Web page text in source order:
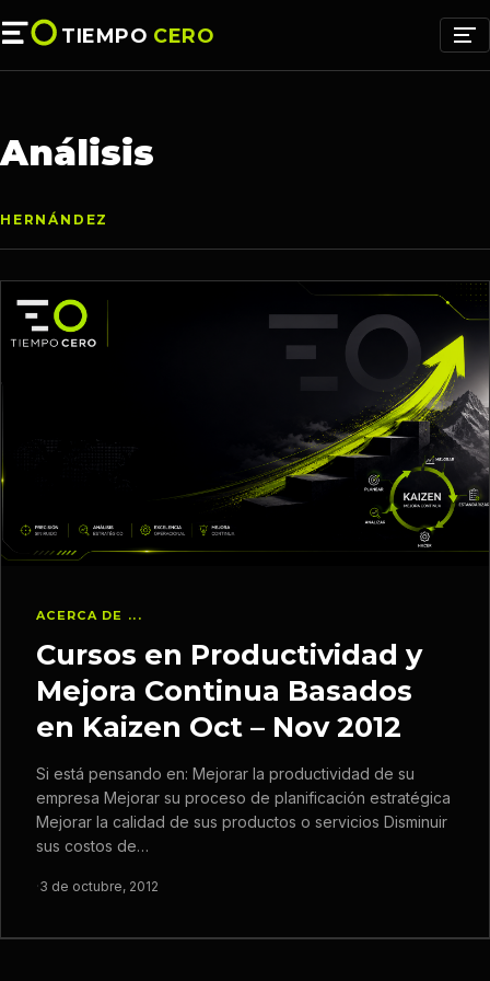
TIEMPO CERO
Análisis
HERNÁNDEZ
ACERCA DE ...
Cursos en Productividad y
Mejora Continua Basados
en Kaizen Oct – Nov 2012
Si está pensando en: Mejorar la productividad de su
empresa Mejorar su proceso de planificación estratégica
Mejorar la calidad de sus productos o servicios Disminuir
sus costos de…
·3 de octubre, 2012